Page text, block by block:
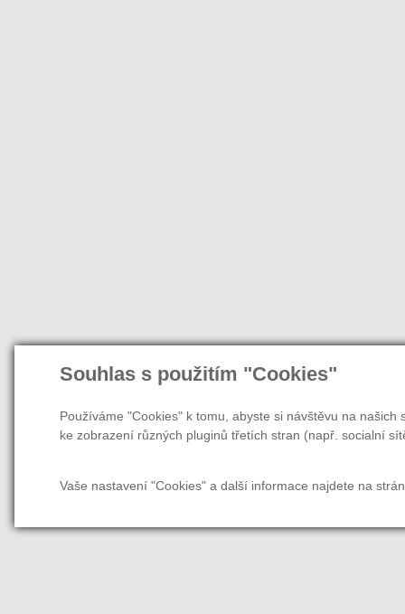
Souhlas s použitím "Cookies"
Používáme "Cookies" k tomu, abyste si návštěvu na
ke zobrazení různých pluginů třetích stran (např. socialní
Vaše nastavení "Cookies" a další informace najdete na